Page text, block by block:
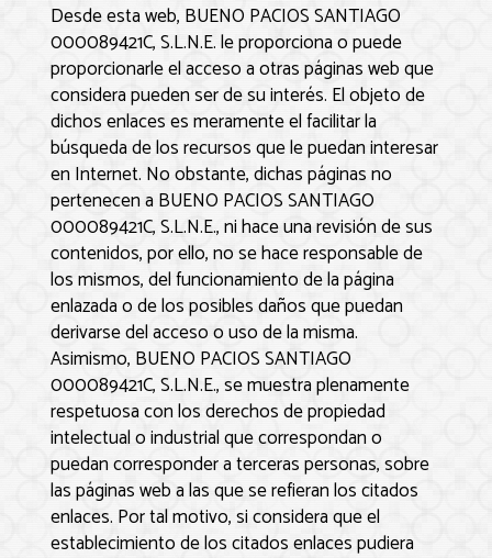
Desde esta web, BUENO PACIOS SANTIAGO
000089421C, S.L.N.E.le proporciona o puede
proporcionarle el acceso a otras páginas web que
considera pueden ser de su interés. El objeto de
dichos enlaces es meramente el facilitar la
búsqueda de los recursos que le puedan interesar
en Internet. No obstante, dichas páginas no
pertenecen aBUENO PACIOS SANTIAGO
000089421C, S.L.N.E., ni hace una revisión de sus
contenidos, por ello, no se hace responsable de
los mismos, del funcionamiento de la página
enlazada o de los posibles daños que puedan
derivarse del acceso o uso de la misma.
Asimismo, BUENO PACIOS SANTIAGO
000089421C, S.L.N.E., se muestra plenamente
respetuosa con los derechos de propiedad
intelectual o industrial que correspondan o
puedan corresponder a terceras personas, sobre
las páginas web a las que se refieran los citados
enlaces. Por tal motivo, si considera que el
establecimiento de los citados enlaces pudiera